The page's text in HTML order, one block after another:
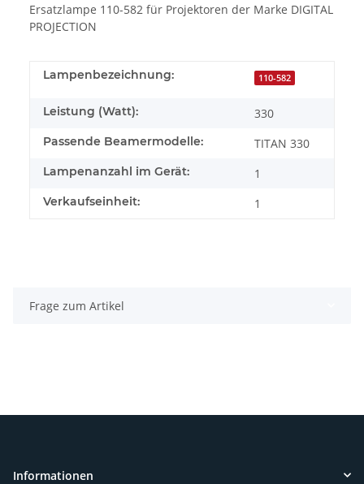
Ersatzlampe 110-582 für Projektoren der Marke DIGITAL
PROJECTION
Lampenbezeichnung: 110-582
Leistung (Watt): 330
Passende Beamermodelle: TITAN 330
Lampenanzahl im Gerät: 1
Verkaufseinheit: 1
Frage zum Artikel
Informationen